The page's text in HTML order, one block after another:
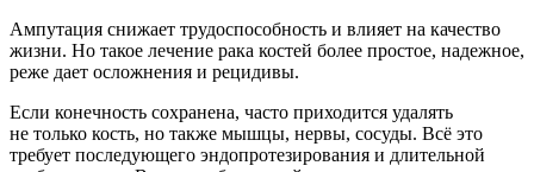
Ампутация снижает трудоспособность и влияет на качество
жизни. Но такое лечение рака костей более простое, надежное,
реже дает осложнения и рецидивы.
Если конечность сохранена, часто приходится удалять
не только кость, но также мышцы, нервы, сосуды. Всё это
требует последующего эндопротезирования и длительной